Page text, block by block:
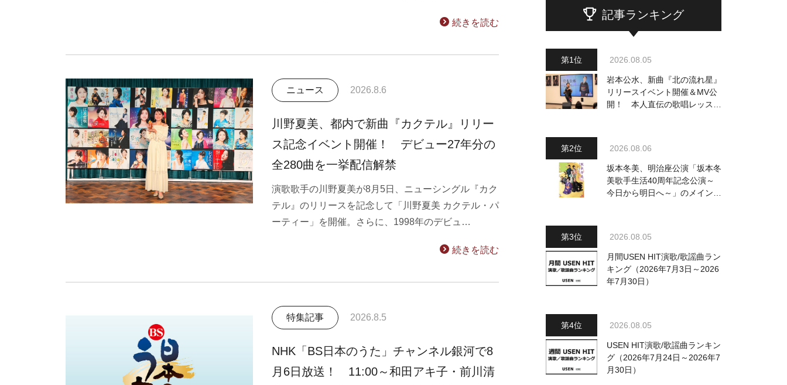
続きを読む
ニュース 2026.8.6
川野夏美、都内で新曲『カクテル』リリー
ス記念イベント開催！ デビュー27年分の
全280曲を一挙配信解禁
演歌歌手の川野夏美が8月5日、ニューシングル『カク
テル』のリリースを記念して「川野夏美 カクテル・パ
ーティー」を開催。さらに、1998年のデビュ…
続きを読む
特集記事 2026.8.5
NHK「BS日本のうた」チャンネル銀河で8
月6日放送！ 11:00～和田アキ子・前川清
記事ランキング
2026.08.05
岩本公水、新曲『北の流れ星』
リリースイベント開催＆MV公
開！ 本人直伝の歌唱レッスン
2026.08.06
坂本冬美、明治座公演「坂本冬
美歌手生活40周年記念公演～
今日から明日へ～」のメインビ
2026.08.05
月間USEN HIT演歌/歌謡曲ラン
キング（2026年7月3日～2026
年7月30日）
2026.08.05
USEN HIT演歌/歌謡曲ランキン
グ（2026年7月24日～2026年7
月30日）